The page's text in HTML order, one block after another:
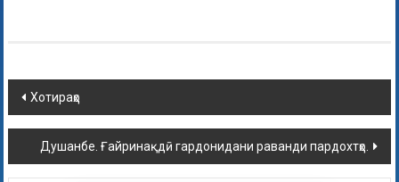
Хотираҳо
Душанбе. Ғайринақдӣ гардонидани раванди пардохтҳо.